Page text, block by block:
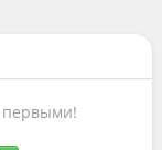
первыми!